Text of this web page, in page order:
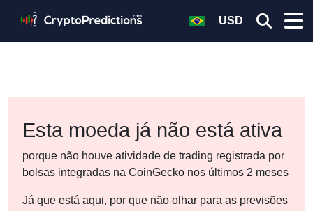
USD
Esta moeda já não está ativa
porque não houve atividade de trading registrada por
bolsas integradas na CoinGecko nos últimos 2 meses
Já que está aqui, por que não olhar para as previsões